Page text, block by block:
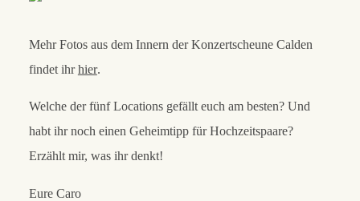
Mehr Fotos aus dem Innern der Konzertscheune Calden
findet ihrhier.
Welche der fünf Locations gefällt euch am besten? Und
habt ihr noch einen Geheimtipp für Hochzeitspaare?
Erzählt mir, was ihr denkt!
Eure Caro